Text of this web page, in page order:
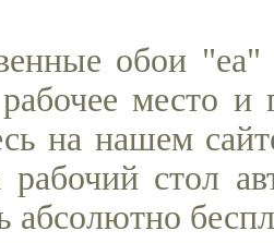
обои
место и
на нашем
рабочий стол
абсолютно